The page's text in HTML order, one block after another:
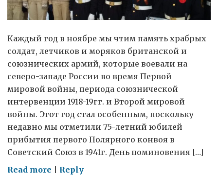
Каждый год в ноябре мы чтим память храбрых
солдат, летчиков и моряков британской и
союзнических армий, которые воевали на
северо-западе России во время Первой
мировой войны, периода союзнической
интервенции 1918-19гг. и Второй мировой
войны. Этот год стал особенным, поскольку
недавно мы отметили 75-летний юбилей
прибытия первого Полярного конвоя в
Советский Союз в 1941г. День поминовения […]
Read more onReply